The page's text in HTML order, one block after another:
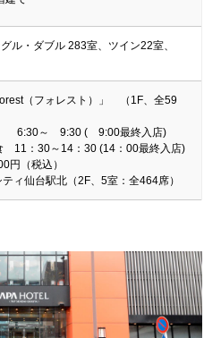
ル・ダブル 283室、ツイン22室、
（フォレスト）」 （1F、全59
6:30～ 9:30 ( 9:00最終入店)
～14：30 (14：00最終入店)
（税込）
ティ仙台駅北（2F、5室：全464席）